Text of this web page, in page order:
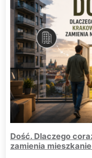
Dość. Dlaczego
zamienia